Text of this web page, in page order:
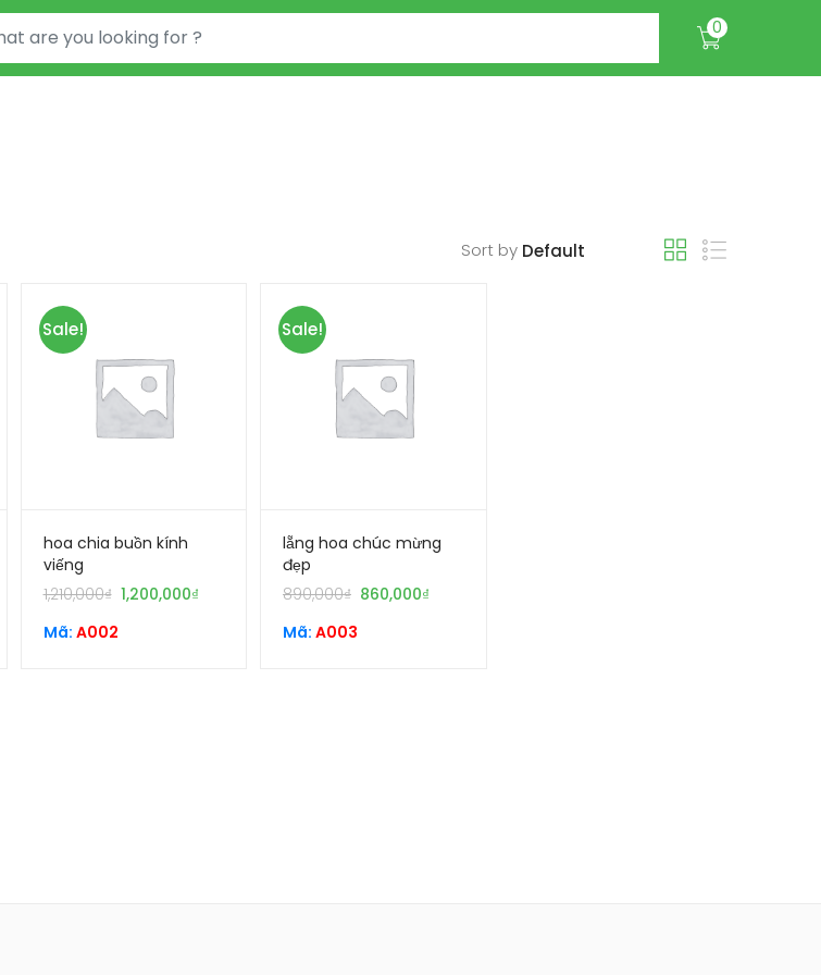
0
Sort by
Sale!
hoa chia buồn kính
viếng
1,210,000₫ 1,200,000₫
Mã: A002
Sale!
lẵng hoa chúc mừng
đẹp
890,000₫ 860,000₫
Mã: A003